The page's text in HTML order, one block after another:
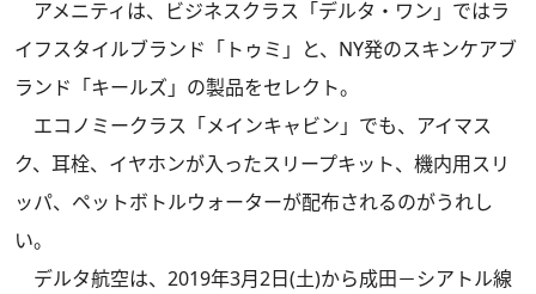
アメニティは、ビジネスクラス「デルタ・ワン」ではラ
イフスタイルブランド「トゥミ」と、NY発のスキンケアブ
ランド「キールズ」の製品をセレクト。
エコノミークラス「メインキャビン」でも、アイマス
ク、耳栓、イヤホンが入ったスリープキット、機内用スリ
ッパ、ペットボトルウォーターが配布されるのがうれし
い。
デルタ航空は、2019年3月2日(土)から成田－シアトル線